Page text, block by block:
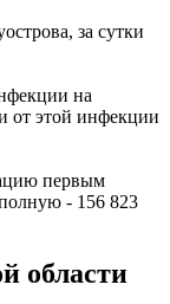
за сутки
на
от этой инфекции
первым
- 156 823
области